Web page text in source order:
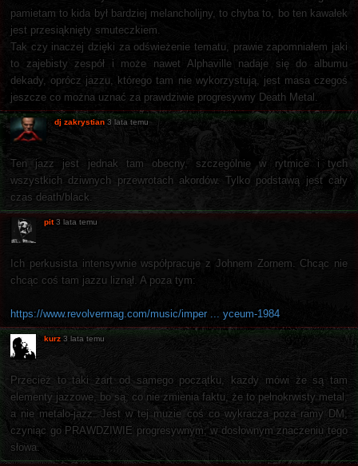
pamietam to kida był bardziej melancholijny, to chyba to, bo ten kawałek
jest przesiąknięty smuteczkiem.
Tak czy inaczej dzięki za odświeżenie tematu, prawie zapomniałem jaki
to zajebisty zespół i może nawet Alphaville nadaje się do albumu
dekady, oprócz jazzu, którego tam nie wykorzystują, jest masa czegoś
jeszcze co można uznać za prawdziwie progresywny Death Metal.
dj zakrystian 3 lata temu
Ten jazz jest jednak tam obecny, szczególnie w rytmice i tych
wszystkich dziwnych przewrotach akordów. Tylko podstawą jest cały
czas death/black.
pit 3 lata temu
Ich perkusista intensywnie współpracuje z Johnem Zornem. Chcąc nie
chcąc coś tam jazzu liznął. A poza tym:
https://www.revolvermag.com/music/imper ... yceum-1984
kurz 3 lata temu
Przecież to taki żart od samego początku, kazdy mówi że są tam
elementy jazzowe, bo są, co nie zmienia faktu, że to pełnokrwisty metal,
a nie metalo-jazz. Jest w tej muzie coś co wykracza poza ramy DM,
czyniąc go PRAWDZIWIE progresywnym, w dosłownym znaczeniu tego
słowa.